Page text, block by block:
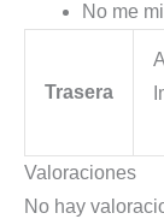
No me
Trasera
Valoraciones
No hay